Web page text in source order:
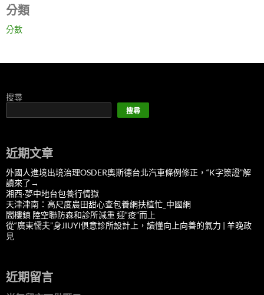
分類
分數
搜尋
搜尋
近期文章
外國人進境出境治理OSDER奧斯德台北汽車條例修正，“K字簽證”解
讀來了→
湘西·夢中地台包養行情獄
天津津南：高尺度農田甜心查包養網扶植忙_中國網
閻樓鎮 陸空聯防森和診所減重 迎“疫”而上
從“廣東懦夫”身JIUYI俱意診所設計上，讀懂向上向善的氣力 | 羊晚政
見
近期留言